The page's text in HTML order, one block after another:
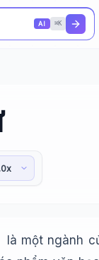
AI ⌘K
là một ngành